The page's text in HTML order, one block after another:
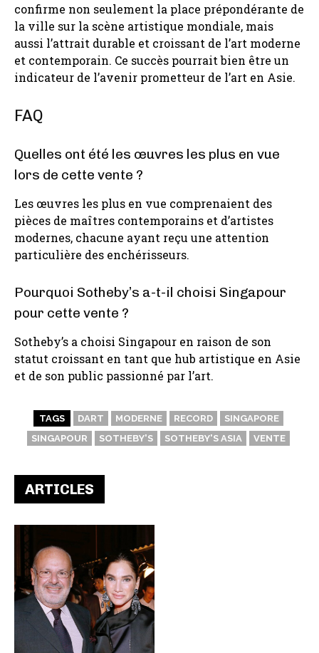
confirme non seulement la place prépondérante de
la ville sur la scène artistique mondiale, mais
aussi l’attrait durable et croissant de l’art moderne
et contemporain. Ce succès pourrait bien être un
indicateur de l’avenir prometteur de l’art en Asie.
FAQ
Quelles ont été les œuvres les plus en vue
lors de cette vente ?
Les œuvres les plus en vue comprenaient des
pièces de maîtres contemporains et d’artistes
modernes, chacune ayant reçu une attention
particulière des enchérisseurs.
Pourquoi Sotheby’s a-t-il choisi Singapour
pour cette vente ?
Sotheby’s a choisi Singapour en raison de son
statut croissant en tant que hub artistique en Asie
et de son public passionné par l’art.
TAGS DART MODERNE RECORD
SINGAPORE
SINGAPOUR
SOTHEBY'S SOTHEBY'S ASIA VENTE
ARTICLES